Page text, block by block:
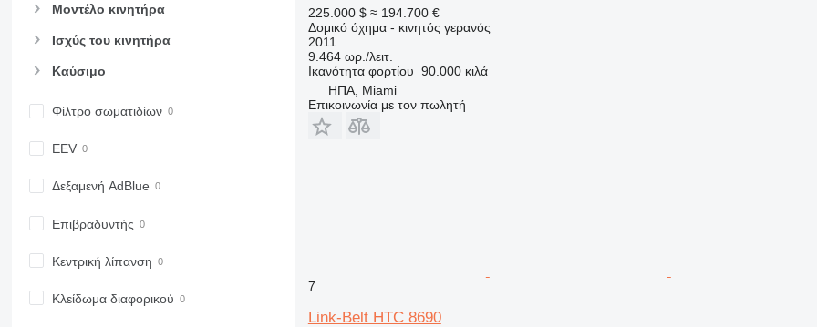
955
962
966
973
980
988
992
CB
Μοντέλο κινητήρα
Ισχύς του κινητήρα
Καύσιμο
Φίλτρο σωματιδίων
EEV
Δεξαμενή AdBlue
Επιβραδυντής
Κεντρική λίπανση
Κλείδωμα διαφορικού
225.000 $ ≈ 194.700 €
Δομικό όχημα - κινητός γερανός
2011
9.464 ωρ./λειτ.
Ικανότητα φορτίου 90.000 κιλά
ΗΠΑ, Miami
Επικοινωνία με τον πωλητή
7
Link-Belt HTC 8690